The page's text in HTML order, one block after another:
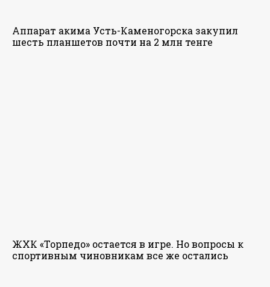
Аппарат акима Усть-Каменогорска закупил
шесть планшетов почти на 2 млн тенге
ЖХК «Торпедо» остается в игре. Но вопросы к
спортивным чиновникам все же остались